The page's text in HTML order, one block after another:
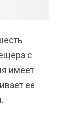
с
имеет
ее